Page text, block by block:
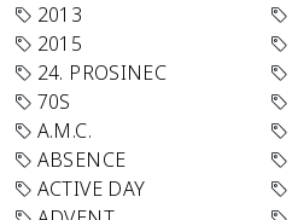
2013
2015
24. PROSINEC
70S
A.M.C.
ABSENCE
ACTIVE DAY